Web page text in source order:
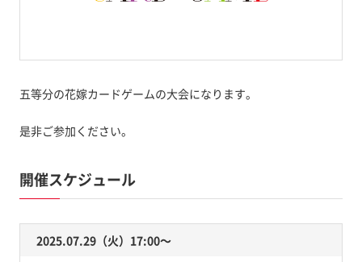
五等分の花嫁カードゲームの大会になります。
是非ご参加ください。
開催スケジュール
2025.07.29（火）17:00〜